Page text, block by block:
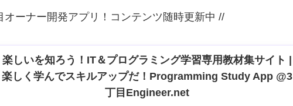
オーナー開発アプリ！コンテンツ随時更新中 //
楽しいを知ろう！IT＆プログラミング学習専用教材集サイト |
楽しく学んでスキルアップだ！Programming Study App @3
丁目Engineer.net